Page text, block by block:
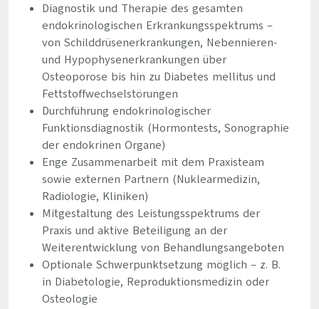
Diagnostik und Therapie des gesamten
endokrinologischen Erkrankungsspektrums –
von Schilddrüsenerkrankungen, Nebennieren-
und Hypophysenerkrankungen über
Osteoporose bis hin zu Diabetes mellitus und
Fettstoffwechselstörungen
Durchführung endokrinologischer
Funktionsdiagnostik (Hormontests, Sonographie
der endokrinen Organe)
Enge Zusammenarbeit mit dem Praxisteam
sowie externen Partnern (Nuklearmedizin,
Radiologie, Kliniken)
Mitgestaltung des Leistungsspektrums der
Praxis und aktive Beteiligung an der
Weiterentwicklung von Behandlungsangeboten
Optionale Schwerpunktsetzung möglich – z. B.
in Diabetologie, Reproduktionsmedizin oder
Osteologie